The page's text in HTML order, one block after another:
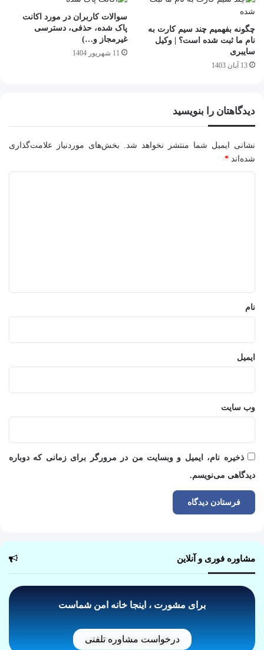
چگونه بفهمیم چند سیم کارت به
نام ما ثبت شده است؟ | وکیل
سایبری
13 آبان 1403
سوالات کاربران در مورد اکانت
پاک شده، حذفی، دسترسی
غیرمجاز و…)
11 شهریور 1404
دیدگاهتان را بنویسید
نشانی ایمیل شما منتشر نخواهد شد.
بخش‌های موردنیاز علامت‌گذاری
شده‌اند *
نام
ایمیل
وب‌ سایت
ذخیره نام، ایمیل و وبسایت من در مرورگر برای زمانی که دوباره
دیدگاهی می‌نویسم.
مشاوره فوری و آنلاین
برای مشورت ، اینجا خانه امن شماست
درخواست مشاوره تلفنی